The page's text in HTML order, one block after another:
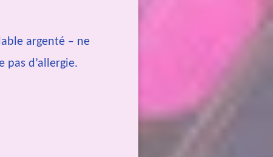
argenté – ne
pas d’allergie.